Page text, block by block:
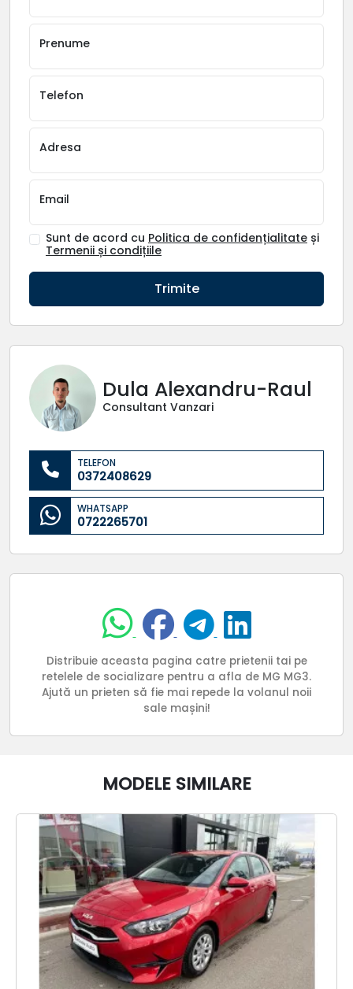
Prenume
Telefon
Adresa
Email
Sunt de acord cu Politica de confidențialitate și
Termenii și condițiile
Trimite
Dula Alexandru-Raul
Consultant Vanzari
TELEFON
0372408629
WHATSAPP
0722265701
Distribuie aceasta pagina catre prietenii tai pe
retelele de socializare pentru a afla de MG MG3.
Ajută un prieten să fie mai repede la volanul noii
sale mașini!
MODELE SIMILARE